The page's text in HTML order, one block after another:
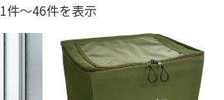
1件～46件を表示